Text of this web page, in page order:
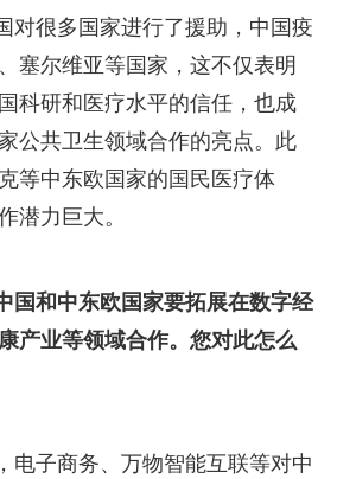
对很多国家进行了援助，中国疫
塞尔维亚等国家，这不仅表明
科研和医疗水平的信任，也成
公共卫生领域合作的亮点。此
等中东欧国家的国民医疗体
潜力巨大。
国和中东欧国家要拓展在数字经
产业等领域合作。您对此怎么
电子商务、万物智能互联等对中